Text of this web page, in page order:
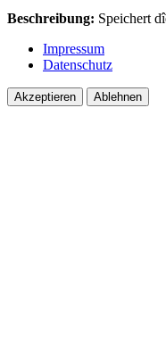
Beschreibung: Speichert
Impressum
Datenschutz
Akzeptieren Ablehnen